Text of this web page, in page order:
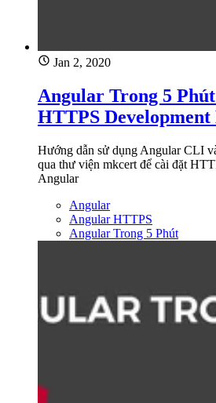
Jan 2, 2020
Angular Trong 5
HTTPS
Hướng dẫn sử dụng Angular CLI
qua thư viện mkcert để cài đặt
Angular
Angular
Angular HTTPS
Angular Trong 5 Phút